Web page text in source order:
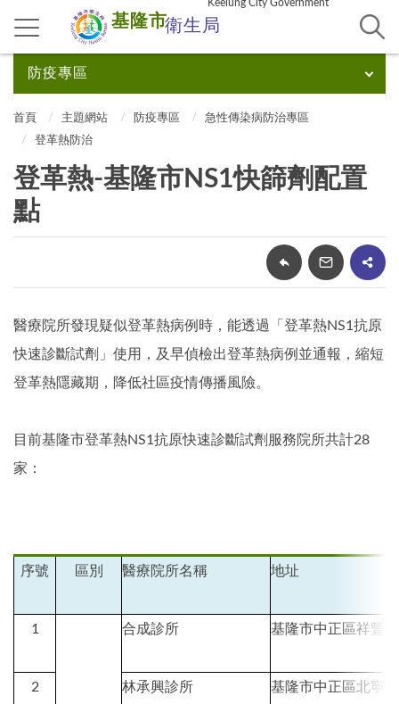
基隆市衛生局
Keelung City Government
防疫專區
首頁 主題網站 防疫專區
急性傳染病防治專區
登革熱防治
登革熱-基隆市NS1快篩劑配置
點
醫療院所發現疑似登革熱病例時，能透過「登革熱NS1抗原
快速診斷試劑」使用，及早偵檢出登革熱病例並通報，縮短
登革熱隱藏期，降低社區疫情傳播風險。
目前基隆市登革熱NS1抗原快速診斷試劑服務院所共計28
家：
序號 區別 醫療院所名稱 地址
1 合成診所 基隆市中正區祥豐街
2 林承興診所 基隆市中正區北寧路